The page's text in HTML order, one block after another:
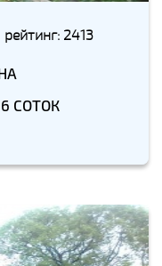
рейтинг: 2413
СОТОК